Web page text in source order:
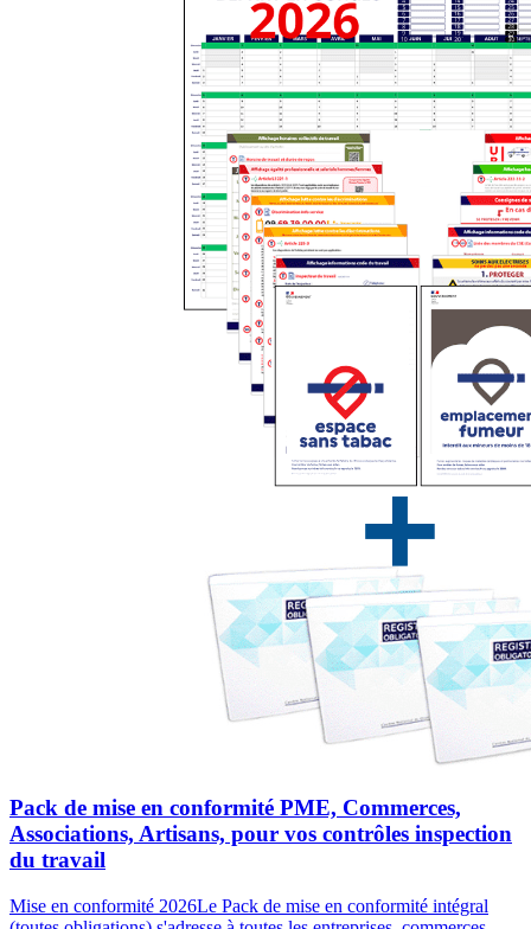
Pack de mise en conformité PME, Commerces,
Associations, Artisans, pour vos contrôles inspection
du travail
Mise en conformité 2026Le Pack de mise en conformité intégral